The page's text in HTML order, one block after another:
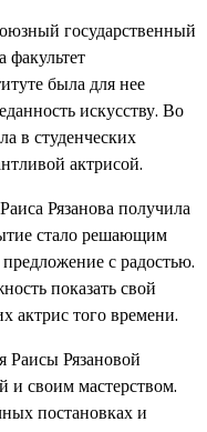
государственный
была для нее
искусству. Во
в студенческих
актрисой.
Рязанова получила
стало решающим
с радостью.
показать свой
актрис того времени.
Раисы Рязановой
и своим мастерством.
постановках и